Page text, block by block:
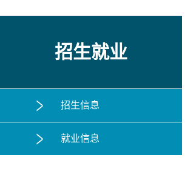
招生就业
招生信息
就业信息